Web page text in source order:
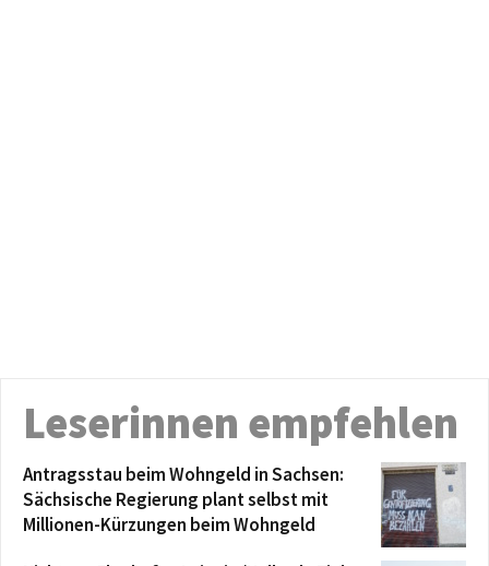
Leserinnen empfehlen
Antragsstau beim Wohngeld in Sachsen:
Sächsische Regierung plant selbst mit
Millionen-Kürzungen beim Wohngeld